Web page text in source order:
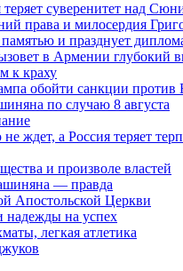
суверенитет над
права и милосердия
и празднует
в Армении глубокий
к краху
обойти санкции против
по случаю 8 августа
ждет, а Россия теряет
и произволе властей
— правда
Апостольской Церкви
надежды на успех
легкая атлетика